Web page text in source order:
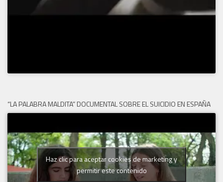
“LA PALABRA MALDITA” DOCUMENTAL SOBRE EL SUICIDIO EN ESPAÑA
Haz clic para aceptar cookies de marketing y
permitir este contenido